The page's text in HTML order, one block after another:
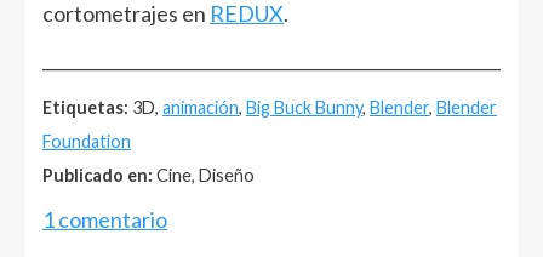
cortometrajes en REDUX.
Etiquetas: 3D, animación, Big Buck Bunny, Blender, Blender
Foundation
Publicado en: Cine, Diseño
1 comentario